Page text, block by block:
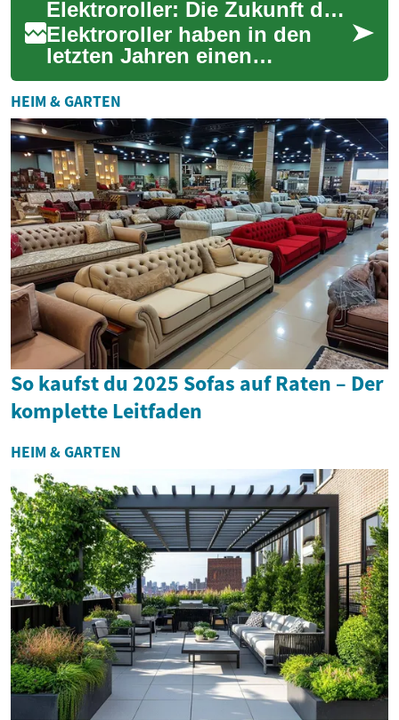
modernem ...
Elektroroller: Die Zukunft der urbanen Mobilität
Elektroroller haben in den
letzten Jahren einen
bemerkenswerten
Aufschwung in deutschen
Städten erlebt. Diese
kompakt...
HEIM & GARTEN
So kaufst du 2025 Sofas auf Raten – Der
komplette Leitfaden
HEIM & GARTEN